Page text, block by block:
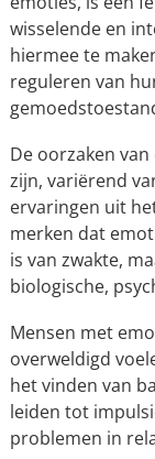
wisselende en
hiermee te
reguleren van
De oorzaken
zijn, variërend
ervaringen uit
merken dat
is van zwakte,
biologische,
Mensen met
overweldigd
het vinden van
leiden tot
problemen in